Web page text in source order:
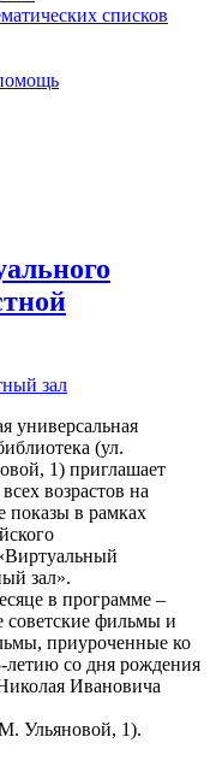
списков
зал
универсальная
(ул.
1) приглашает
возрастов на
показы в рамках
зал».
в программе –
фильмы и
приуроченные ко
со дня рождения
Ивановича
Ульяновой, 1).